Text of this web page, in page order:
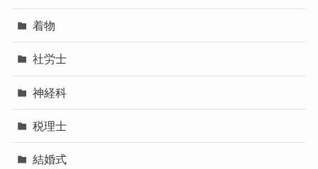
着物
社労士
神経科
税理士
結婚式